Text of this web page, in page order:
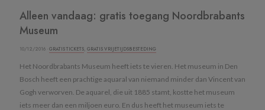
Alleen vandaag: gratis toegang Noordbrabants
Museum
10/12/2016 · GRATIS TICKETS, GRATIS VRIJETIJDSBESTEDING
Het Noordbrabants Museum heeft iets te vieren. Het museum in Den
Bosch heeft een prachtige aquaral van niemand minder dan Vincent van
Gogh verworven. De aquarel, die uit 1885 stamt, kostte het museum
iets meer dan een miljoen euro. En dus heeft het museum iets te